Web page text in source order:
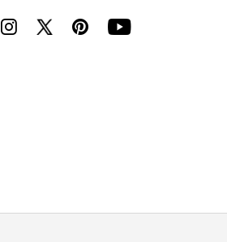
i p y